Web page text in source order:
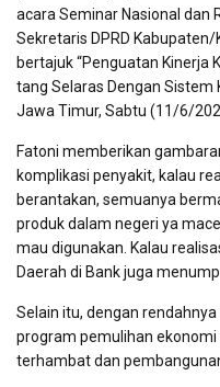
acara Seminar Nasional dan
Sekretaris DPRD Kabupaten/
bertajuk “Penguatan Kinerja
tang Selaras Dengan Sistem
Jawa Timur, Sabtu (11/6/
Fatoni memberikan
komplikasi penyakit, kalau
berantakan, semuanya
produk dalam negeri ya
mau digunakan. Kalau
Daerah di Bank juga
Selain itu, dengan
program pemulihan ekonomi
terhambat dan